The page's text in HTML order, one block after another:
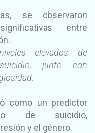
se observaron
entre
elevados de
junto con
como un predictor
de suicidio,
y el género.